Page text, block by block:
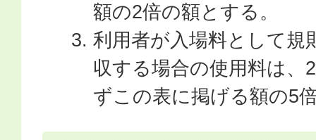
額の2倍の額とする。
利用者が入場料として規
収する場合の使用料は、
ずこの表に掲げる額の5